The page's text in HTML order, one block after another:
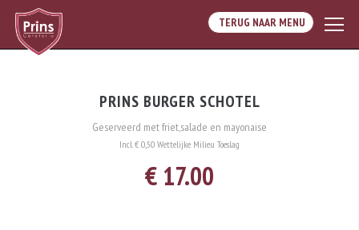
TERUG NAAR MENU
PRINS BURGER SCHOTEL
Geserveerd met friet,salade en mayonaise
Incl. € 0,50 Wettelijke Milieu Toeslag
€ 17.00